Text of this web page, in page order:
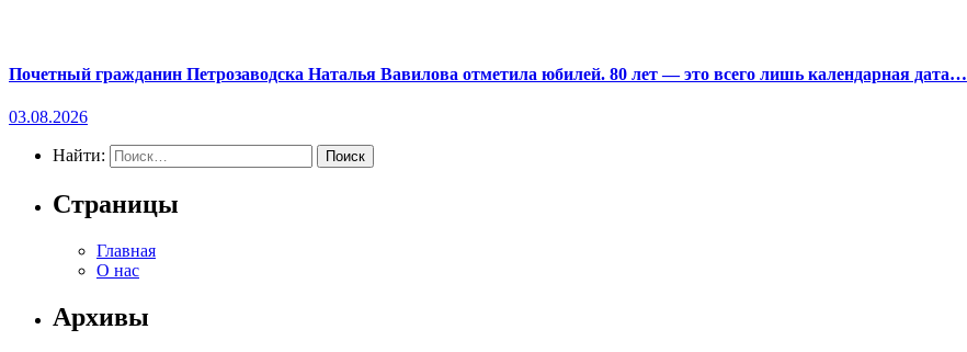
Почетный гражданин Петрозаводска Наталья Вавилова отметила юбилей. 80 лет — это всего лишь календарная дата…
03.08.2026
Найти:
Страницы
Главная
О нас
Архивы